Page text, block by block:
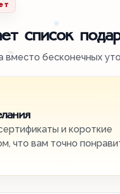
список
вместо бесконечных
и короткие
что вам точно